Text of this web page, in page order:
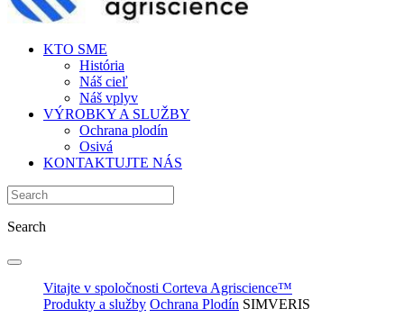
KTO SME
História
Náš cieľ
Náš vplyv
VÝROBKY A SLUŽBY
Ochrana plodín
Osivá
KONTAKTUJTE NÁS
Search
Vitajte v spoločnosti Corteva Agriscience™
Produkty a služby Ochrana Plodín SIMVERIS